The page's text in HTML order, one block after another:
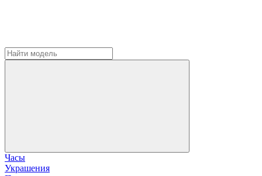
Часы
Украшения